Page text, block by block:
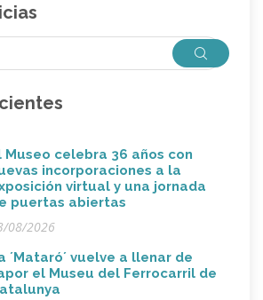
Museo celebra 36 años con
incorporaciones a la
virtual y una jornada
puertas abiertas
08/2026
´Mataró´ vuelve a llenar de
el Museu del Ferrocarril de